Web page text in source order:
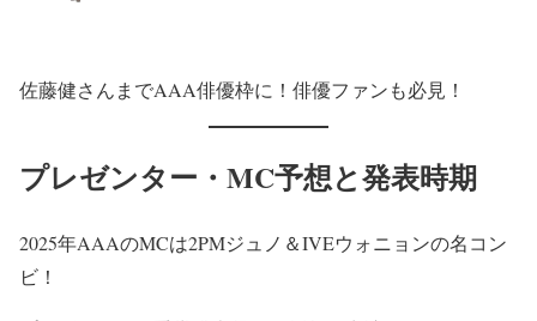
佐藤健さんまでAAA俳優枠に！俳優ファンも必見！
プレゼンター・MC予想と発表時期
2025年AAAのMCは2PMジュノ＆IVEウォニョンの名コン
ビ！